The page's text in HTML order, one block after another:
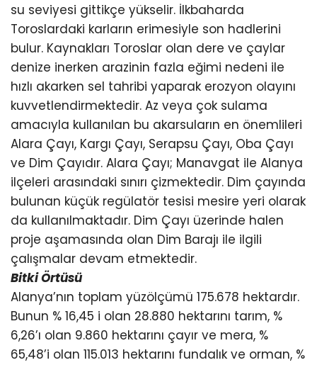
su seviyesi gittikçe yükselir. İlkbaharda
Toroslardaki karların erimesiyle son hadlerini
bulur. Kaynakları Toroslar olan dere ve çaylar
denize inerken arazinin fazla eğimi nedeni ile
hızlı akarken sel tahribi yaparak erozyon olayını
kuvvetlendirmektedir. Az veya çok sulama
amacıyla kullanılan bu akarsuların en önemlileri
Alara Çayı, Kargı Çayı, Serapsu Çayı, Oba Çayı
ve Dim Çayıdır. Alara Çayı; Manavgat ile Alanya
ilçeleri arasındaki sınırı çizmektedir. Dim çayında
bulunan küçük regülatör tesisi mesire yeri olarak
da kullanılmaktadır. Dim Çayı üzerinde halen
proje aşamasında olan Dim Barajı ile ilgili
çalışmalar devam etmektedir.
Bitki Örtüsü
Alanya’nın toplam yüzölçümü 175.678 hektardır.
Bunun % 16,45 i olan 28.880 hektarını tarım, %
6,26’ı olan 9.860 hektarını çayır ve mera, %
65,48’i olan 115.013 hektarını fundalık ve orman, %